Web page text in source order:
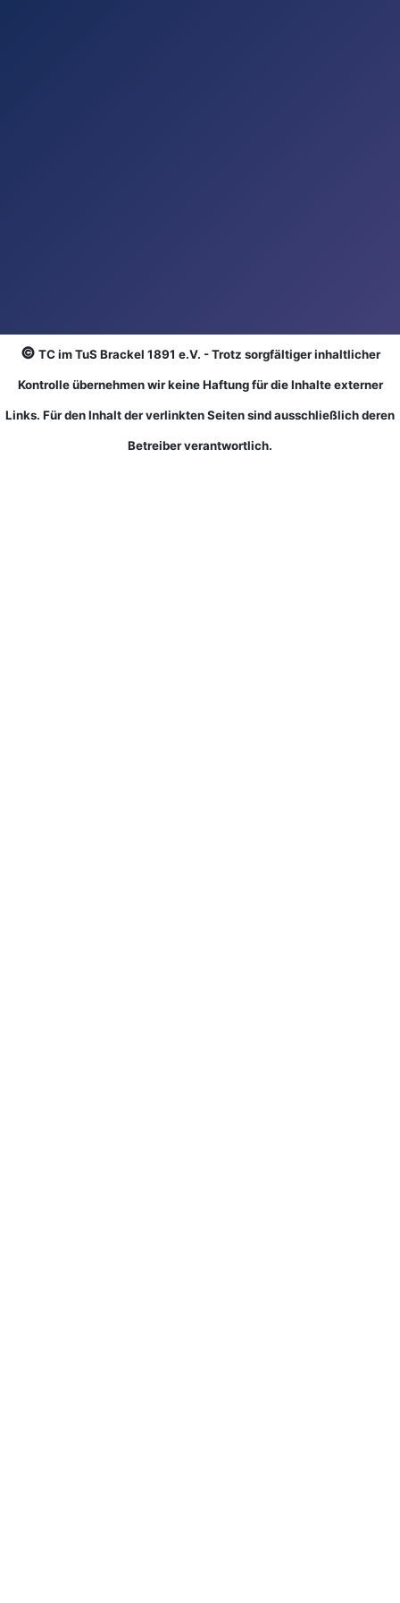
© TC im TuS Brackel 1891 e.V. - Trotz sorgfältiger inhaltlicher
Kontrolle übernehmen wir keine Haftung für die Inhalte externer
Links. Für den Inhalt der verlinkten Seiten sind ausschließlich deren
Betreiber verantwortlich.